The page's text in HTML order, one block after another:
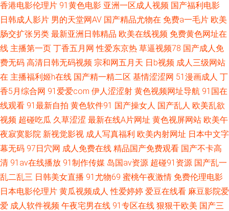
本伦奷 在线视频第六页 国产精品久久人妻互换毛片 欧美亚洲自拍中文 亚洲
一卡 福利社淫乱网 欧美大片一区 亚洲精品专区 成人av老司机 欧美一区 99
日本精 欧美日韩成人一区 91熟女蝌蚪视频 嗯啊轻点视频在线观看 深夜福利
视频导航 国产精品中文字 亚洲男人的天堂色偷偷 国产真实迷奷在 午夜私人
电影院在 操51 久久日日狠狠干 偷偷碰免费天天视频 97国产精华在线 精品国
产黑色 色五月天电影777 91白丝美女 国产无吗 日本美女黄色 在线观看免费
黄 国产噜噜噜噜久 青苹果在线免费电影 伊人久久精品视频 国产福利专区在
线播放 飘花电影院在线观看 一区二区机械 国产sm重口 欧美人伦禁忌dvd 亚
香港电影伦理片 91黄色电影 亚洲一区成人视频 国产福利电影
日韩成人影片 男的天堂网AV 国产精品尤物在 免费a一毛片 欧美
肠交扩张另类 最新亚洲日韩精品 欧美在线视频 免费黄色网址在
线 主播第一页 丁香五月网 性爱东京热 草逼视频78 国产成人免
费无码 高清日韩无码视频 宗和网五月天 日b视频 成人三级网站
在 主播福利姬h在线 国产精一精二区 基情涩涩网 51漫画成人 丁
香5月综合网 91爱爱com 伊人涩涩射 黄色视频网址导航 91国在
线观看 91最新自拍 黄色软件91 国产操女人 国产乱人 欧美乱欲
视频 超碰吃瓜 久草涩涩 最新在线A片网址 黄色视屏网站 欧美午
夜寂寞影院 新视觉影视 成人写真福利 欧美内射网址 日本中文字
幕无码 97日穴网 成人免费在线 精品国产免费观看 国产不卡高
清 91av在线播放 91制作传媒 岛国av资源 超碰91资源 国产乱一
乱二乱三 日韩美女直播 91尤物69 蜜桃午夜激情 免费伦理电影
日本电影伦理片 黄瓜视频成人 性爱婷婷 爱豆在线看 麻豆影院爱
爱 成人软件视频 午夜宅男在线 91专区在线 狠狠干欧美 国产三